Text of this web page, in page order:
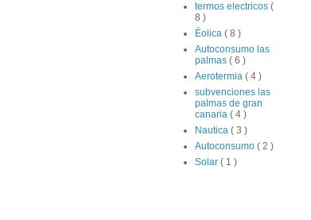
termos electricos (
8 )
Éolica ( 8 )
Autoconsumo las
palmas ( 6 )
Aerotermia ( 4 )
subvenciones las
palmas de gran
canaria ( 4 )
Nautica ( 3 )
Autoconsumo ( 2 )
Solar ( 1 )